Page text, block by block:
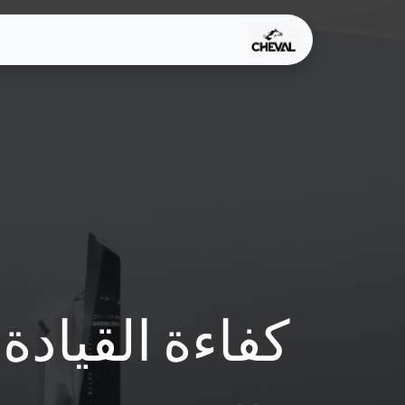
تخطي للذهاب إلى المحتوى
كفاءة القيادة